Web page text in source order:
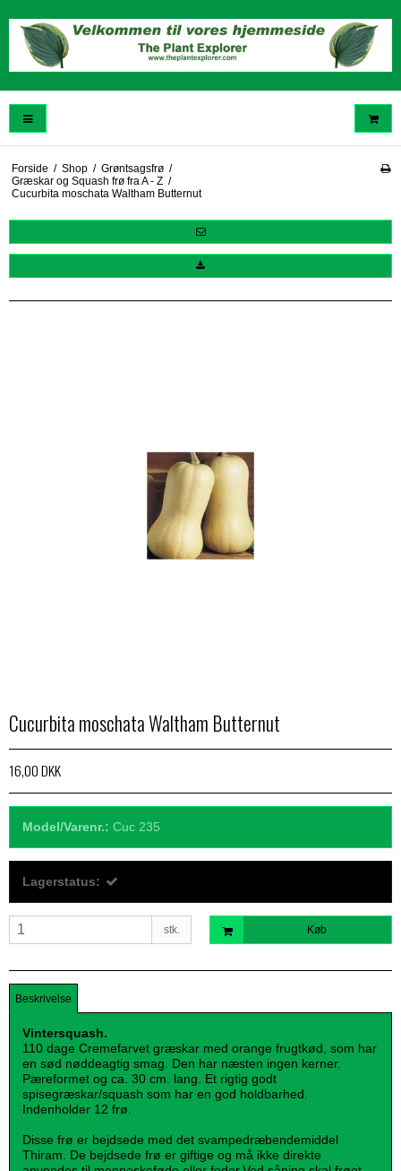
Forside / Shop / Grøntsagsfrø /
Græskar og Squash frø fra A - Z /
Cucurbita moschata Waltham Butternut
Cucurbita moschata Waltham Butternut
16,00 DKK
Model/Varenr.: Cuc 235
Lagerstatus:
stk. Køb
Beskrivelse
Vintersquash.
110 dage Cremefarvet græskar med orange frugtkød, som har
en sød nøddeagtig smag. Den har næsten ingen kerner.
Pæreformet og ca. 30 cm. lang. Et rigtig godt
spisegræskar/squash som har en god holdbarhed.
Indenholder 12 frø.
Disse frø er bejdsede med det svampedræbendemiddel
Thiram. De bejdsede frø er giftige og må ikke direkte